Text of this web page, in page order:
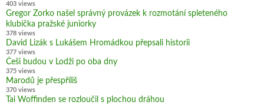
403 views
Gregor Zorko našel správný provázek k rozmotání spleteného
klubíčka pražské juniorky
378 views
David Lizák s Lukášem Hromádkou přepsali historii
377 views
Češi budou v Lodži po oba dny
375 views
Marodů je přespříliš
370 views
Tai Woffinden se rozloučil s plochou dráhou